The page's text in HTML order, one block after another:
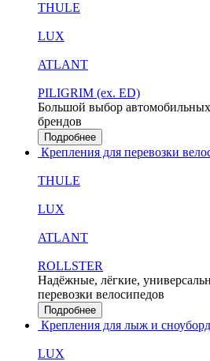
THULE
LUX
ATLANT
PILIGRIM (ex. ED)
Большой выбор
брендов
Подробнее
Крепления для перевозки
THULE
LUX
ATLANT
ROLLSTER
Надёжные, лёгкие,
перевозки велосипедов
Подробнее
Крепления для лыж и
LUX